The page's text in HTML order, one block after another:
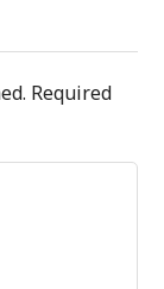
Required